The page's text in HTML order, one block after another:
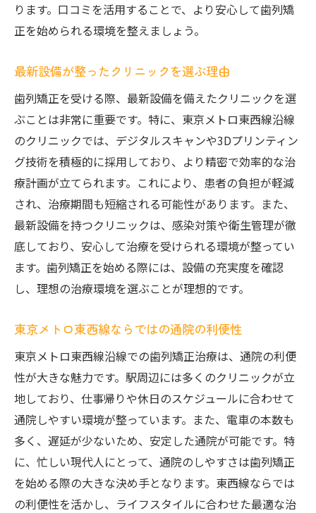
ります。口コミを活用することで、より安心して歯列矯
正を始められる環境を整えましょう。
最新設備が整ったクリニックを選ぶ理由
歯列矯正を受ける際、最新設備を備えたクリニックを選
ぶことは非常に重要です。特に、東京メトロ東西線沿線
のクリニックでは、デジタルスキャンや3Dプリンティン
グ技術を積極的に採用しており、より精密で効率的な治
療計画が立てられます。これにより、患者の負担が軽減
され、治療期間も短縮される可能性があります。また、
最新設備を持つクリニックは、感染対策や衛生管理が徹
底しており、安心して治療を受けられる環境が整ってい
ます。歯列矯正を始める際には、設備の充実度を確認
し、理想の治療環境を選ぶことが理想的です。
東京メトロ東西線ならではの通院の利便性
東京メトロ東西線沿線での歯列矯正治療は、通院の利便
性が大きな魅力です。駅周辺には多くのクリニックが立
地しており、仕事帰りや休日のスケジュールに合わせて
通院しやすい環境が整っています。また、電車の本数も
多く、遅延が少ないため、安定した通院が可能です。特
に、忙しい現代人にとって、通院のしやすさは歯列矯正
を始める際の大きな決め手となります。東西線ならでは
の利便性を活かし、ライフスタイルに合わせた最適な治